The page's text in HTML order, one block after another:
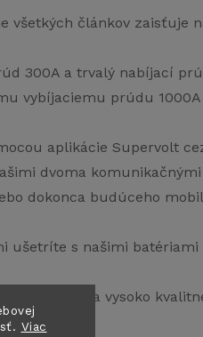
Viac
všetkých článkov zaisťuje
300A a trvalý nabíjací
vybíjaciemu prúdu
aplikácie Supervolt
dvoma
dokonca budúceho
ušetríte s našimi
používajú iba vysoko